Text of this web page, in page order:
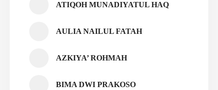
ATIQOH MUNADIYATUL HAQ
AULIA NAILUL FATAH
AZKIYA’ ROHMAH
BIMA DWI PRAKOSO